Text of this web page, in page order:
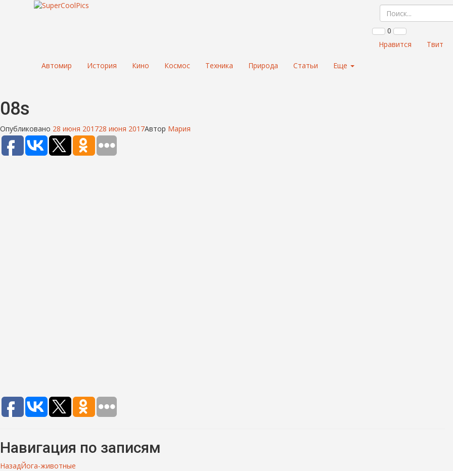
0
Нравится
Твит
Автомир История Кино Космос Техника Природа Статьи Еще
08s
Опубликовано 28 июня 201728 июня 2017Автор Мария
Навигация по записям
НазадЙога-животные